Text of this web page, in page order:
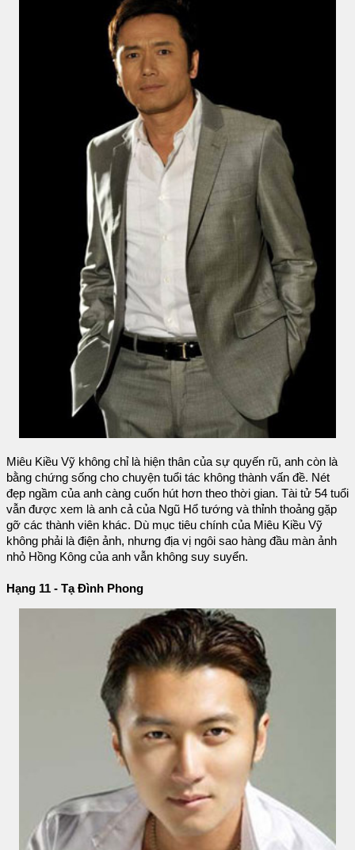
Miêu Kiều Vỹ không chỉ là hiện thân của sự quyến rũ, anh còn là
bằng chứng sống cho chuyện tuổi tác không thành vấn đề. Nét
đẹp ngầm của anh càng cuốn hút hơn theo thời gian. Tài tử 54 tuổi
vẫn được xem là anh cả của Ngũ Hổ tướng và thỉnh thoảng gặp
gỡ các thành viên khác. Dù mục tiêu chính của Miêu Kiều Vỹ
không phải là điện ảnh, nhưng địa vị ngôi sao hàng đầu màn ảnh
nhỏ Hồng Kông của anh vẫn không suy suyển.
Hạng 11 - Tạ Đình Phong